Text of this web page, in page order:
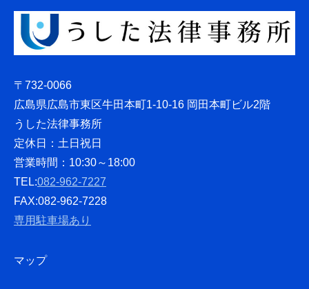
〒732-0066
広島県広島市東区牛田本町1-10-16 岡田本町ビル2階
うした法律事務所
定休日：土日祝日
営業時間：10:30～18:00
TEL:082-962-7227
FAX:082-962-7228
専用駐車場あり
マップ